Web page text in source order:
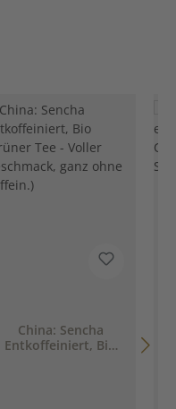
China: Sencha
Entkoffeiniert, Bio